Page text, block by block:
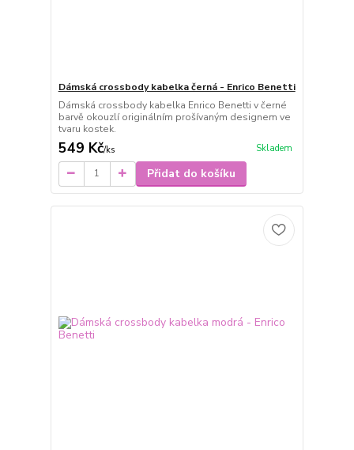
Dámská crossbody kabelka černá - Enrico Benetti
Dámská crossbody kabelka Enrico Benetti v černé
barvě okouzlí originálním prošívaným designem ve
tvaru kostek.
549 Kč/ks Skladem
Přidat do košíku